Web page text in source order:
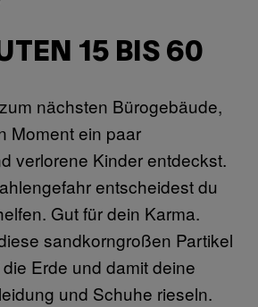
15 BIS 60
nächsten Bürogebäude,
Moment ein paar
verlorene Kinder entdeckst.
entscheidest du
Gut für dein Karma.
sandkorngroßen Partikel
Erde und damit deine
und Schuhe rieseln.